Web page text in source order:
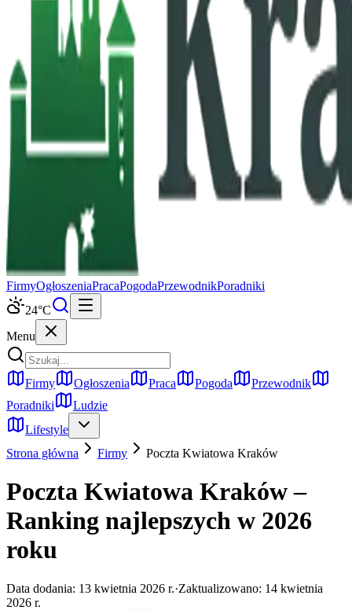
FirmyOgłoszeniaPracaPogodaPrzewodnikPoradniki
24°C
Menu
Firmy Ogłoszenia Praca Pogoda
Przewodnik
Poradniki
Ludzie
Lifestyle
Strona główna
Firmy Poczta Kwiatowa Kraków
Poczta Kwiatowa Kraków –
Ranking najlepszych w 2026
roku
Data dodania: 13 kwietnia 2026 r.·Zaktualizowano: 14 kwietnia
2026 r.